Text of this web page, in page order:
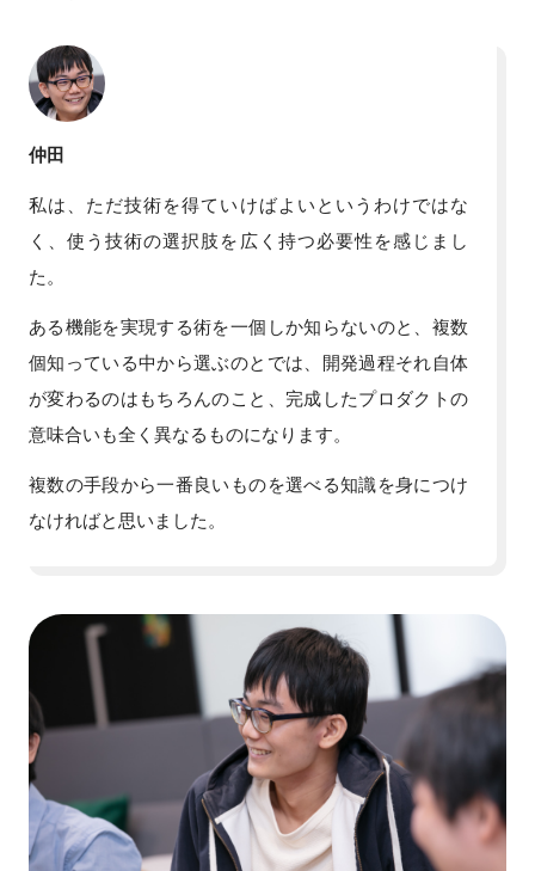
仲田
私は、ただ技術を得ていけばよいというわけではな
く、使う技術の選択肢を広く持つ必要性を感じまし
た。
ある機能を実現する術を一個しか知らないのと、複数
個知っている中から選ぶのとでは、開発過程それ自体
が変わるのはもちろんのこと、完成したプロダクトの
意味合いも全く異なるものになります。
複数の手段から一番良いものを選べる知識を身につけ
なければと思いました。